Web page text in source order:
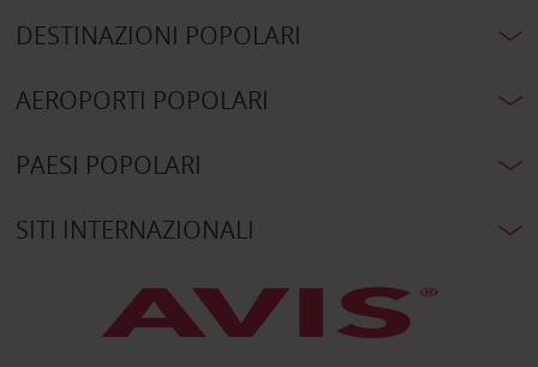
DESTINAZIONI POPOLARI
AEROPORTI POPOLARI
PAESI POPOLARI
SITI INTERNAZIONALI